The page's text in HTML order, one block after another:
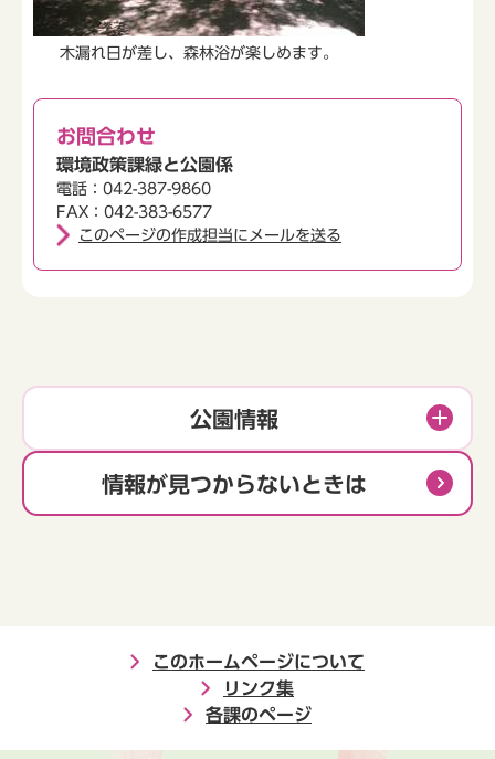
木漏れ日が差し、森林浴が楽しめます。
お問合わせ
環境政策課緑と公園係
電話：042-387-9860
FAX：042-383-6577
このページの作成担当にメールを送る
公園情報
情報が見つからないときは
このホームページについて
リンク集
各課のページ